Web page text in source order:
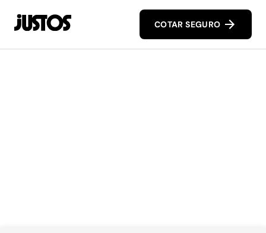
COTAR SEGURO